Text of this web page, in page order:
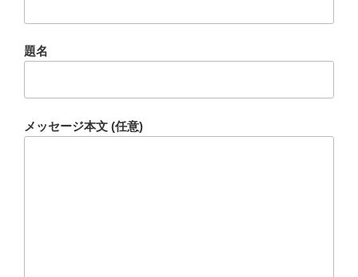
題名
メッセージ本文 (任意)